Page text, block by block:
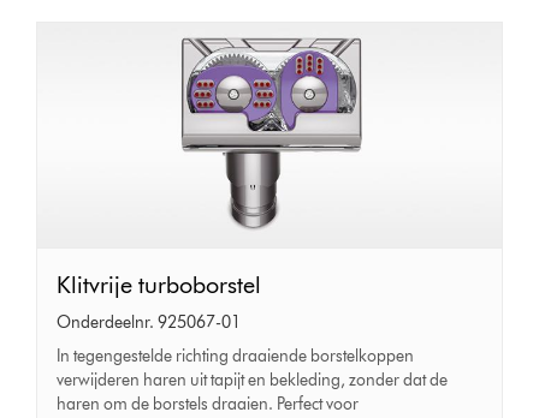
Klitvrije
turboborstel
Klitvrije turboborstel
Onderdeelnr. 925067-01
In tegengestelde richting draaiende borstelkoppen
verwijderen haren uit tapijt en bekleding, zonder dat de
haren om de borstels draaien. Perfect voor